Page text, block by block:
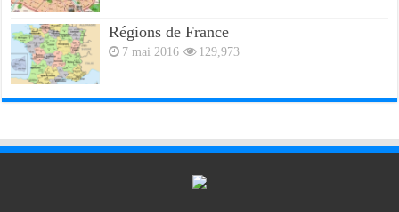
Régions de France
7 mai 2016 129,973